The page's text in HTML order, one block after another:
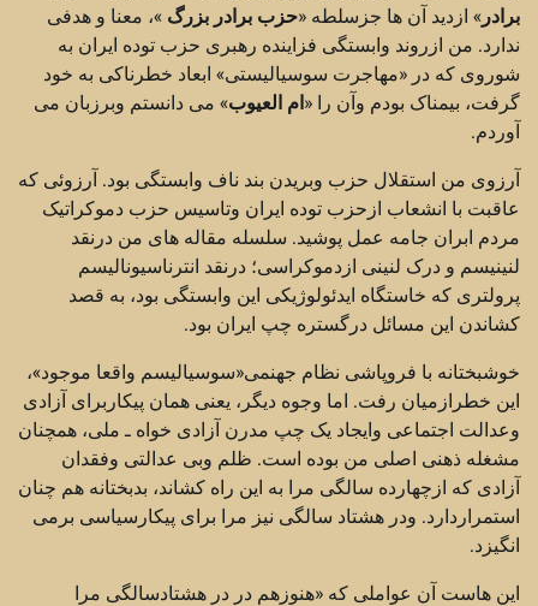
برادر » ازدید آن ها جزسلطه «حزب برادر بزرگ »، معنا و هدفی
ندارد. من ازروند وابستگی فزاینده رهبری حزب توده ایران به
شوروی که در «مهاجرت سوسیالیستی» ابعاد خطرناکی به خود
گرفت، بیمناک بودم وآن را «ام العیوب» می دانستم وبرزبان می
آوردم.
آرزوی من استقلال حزب وبریدن بند ناف وابستگی بود. آرزوئی که
عاقبت با انشعاب ازحزب توده ایران وتاسیس حزب دموکراتیک
مردم ابران جامه عمل پوشید. سلسله مقاله های من درنقد
لنینیسم و درک لنینی ازدموکراسی؛ درنقد انترناسیونالیسم
پرولتری که خاستگاه ایدئولوژیکی این وابستگی بود، به قصد
کشاندن این مسائل درگستره چپ ایران بود.
خوشبختانه با فروپاشی نظام جهنمی«سوسیالیسم واقعا موجود»،
این خطرازمیان رفت. اما وجوه دیگر، یعنی همان پیکاربرای آزادی
وعدالت اجتماعی وایجاد یک چپ مدرن آزادی خواه ـ ملی، همچنان
مشغله ذهنی اصلی من بوده است. ظلم وبی عدالتی وفقدان
آزادی که ازچهارده سالگی مرا به این راه کشاند، بدبختانه هم چنان
استمراردارد. ودر هشتاد سالگی نیز مرا برای پیکارسیاسی برمی
انگیزد.
این هاست آن عواملی که «هنوزهم در در هشتادسالگی مرا